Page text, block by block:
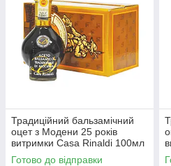
Традиційний бальзамічний
оцет з Модени 25 років
витримки Casa Rinaldi 100мл
Готово до відправки